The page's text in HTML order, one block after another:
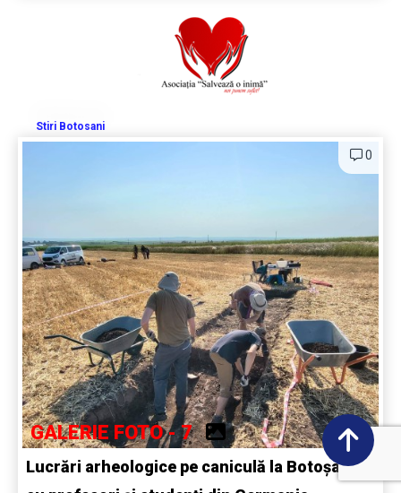
Stiri Botosani
0
GALERIE FOTO - 7
Lucrări arheologice pe caniculă la Botoșani